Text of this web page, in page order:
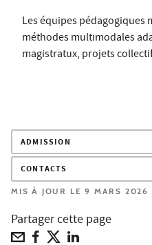
Les équipes
méthodes multimodales
magistratux, projets
ADMISSION
CONTACTS
MIS À JOUR LE 9 MARS 2026
Partager cette page